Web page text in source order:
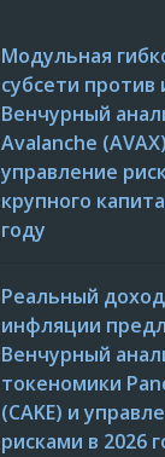
Модульная
субсети
Венчурный
Avalanche
управление
крупного
году
Реальный
инфляции
Венчурный
токеномики
(CAKE) и
рисками в 2026